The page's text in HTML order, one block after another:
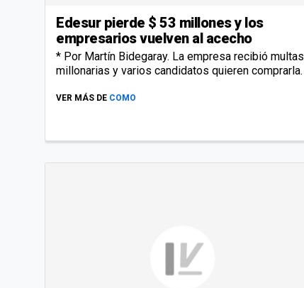
Edesur pierde $ 53 millones y los
empresarios vuelven al acecho
* Por Martín Bidegaray. La empresa recibió multas
millonarias y varios candidatos quieren comprarla.
VER MÁS DE COMO